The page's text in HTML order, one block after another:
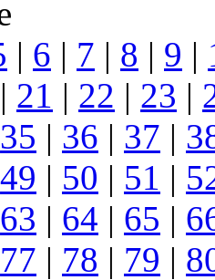
| 6 | 7 | 8 | 9 |
| 21 | 22 | 23 |
35 | 36 | 37 |
49 | 50 | 51 |
63 | 64 | 65 |
77 | 78 | 79 |